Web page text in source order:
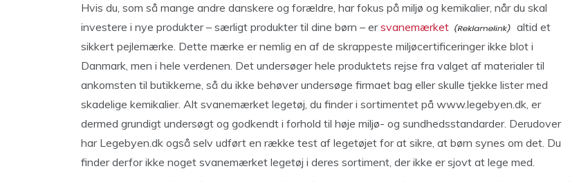
Hvis du, som så mange andre danskere og forældre, har fokus på miljø og kemikalier, når du skal
investere i nye produkter – særligt produkter til dine børn – ersvanemærket
altid et
sikkert pejlemærke. Dette mærke er nemlig en af de skrappeste miljøcertificeringer ikke blot i
Danmark, men i hele verdenen. Det undersøger hele produktets rejse fra valget af materialer til
ankomsten til butikkerne, så du ikke behøver undersøge firmaet bag eller skulle tjekke lister med
skadelige kemikalier. Alt svanemærket legetøj, du finder i sortimentet på www.legebyen.dk, er
dermed grundigt undersøgt og godkendt i forhold til høje miljø- og sundhedsstandarder. Derudover
har Legebyen.dk også selv udført en række test af legetøjet for at sikre, at børn synes om det. Du
finder derfor ikke noget svanemærket legetøj i deres sortiment, der ikke er sjovt at lege med.